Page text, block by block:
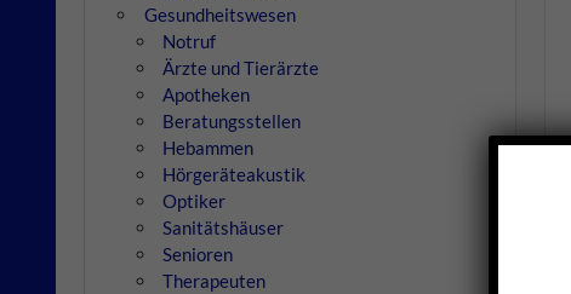
Gesundheitswesen
Notruf
Ärzte und Tierärzte
Apotheken
Beratungsstellen
Hebammen
Hörgeräteakustik
Optiker
Sanitätshäuser
Senioren
Therapeuten